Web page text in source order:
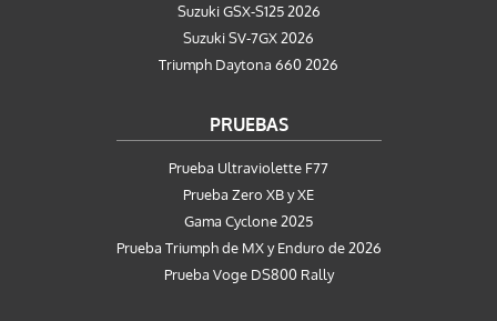
Suzuki GSX-S125 2026
Suzuki SV-7GX 2026
Triumph Daytona 660 2026
PRUEBAS
Prueba Ultraviolette F77
Prueba Zero XB y XE
Gama Cyclone 2025
Prueba Triumph de MX y Enduro de 2026
Prueba Voge DS800 Rally